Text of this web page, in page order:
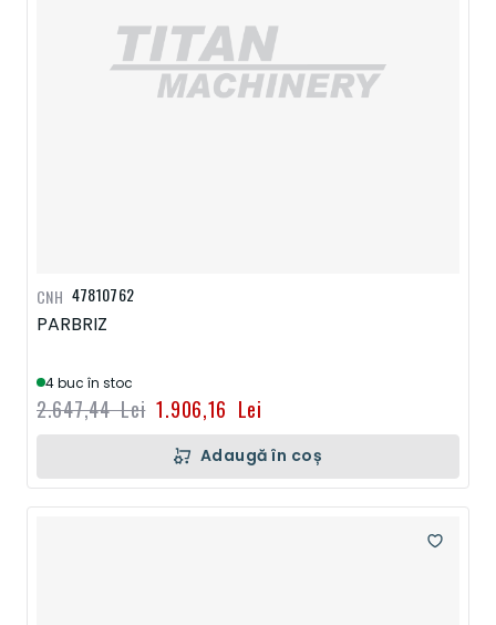
47810762
PARBRIZ
4 buc în stoc
1.906,16 Lei
2.647,44 Lei
CNH
Adaugă în coș